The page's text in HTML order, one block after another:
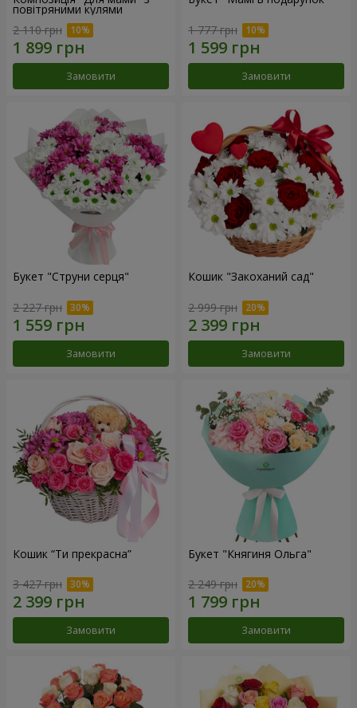
повітряними кулями
2 110 грн
Замовити
1 777 грн
Замовити
Букет "Струни серця"
2 227 грн
Замовити
Кошик "Закоханий сад"
2 999 грн
Замовити
Кошик “Ти прекрасна”
3 427 грн
Замовити
Букет "Княгиня Ольга"
2 249 грн
Замовити